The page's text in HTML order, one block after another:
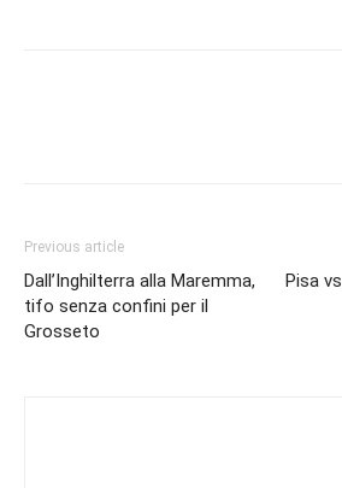
Previous article
Dall’Inghilterra alla Maremma,
tifo senza confini per il
Grosseto
Pisa